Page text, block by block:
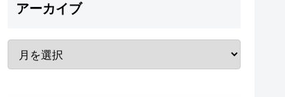
アーカイブ